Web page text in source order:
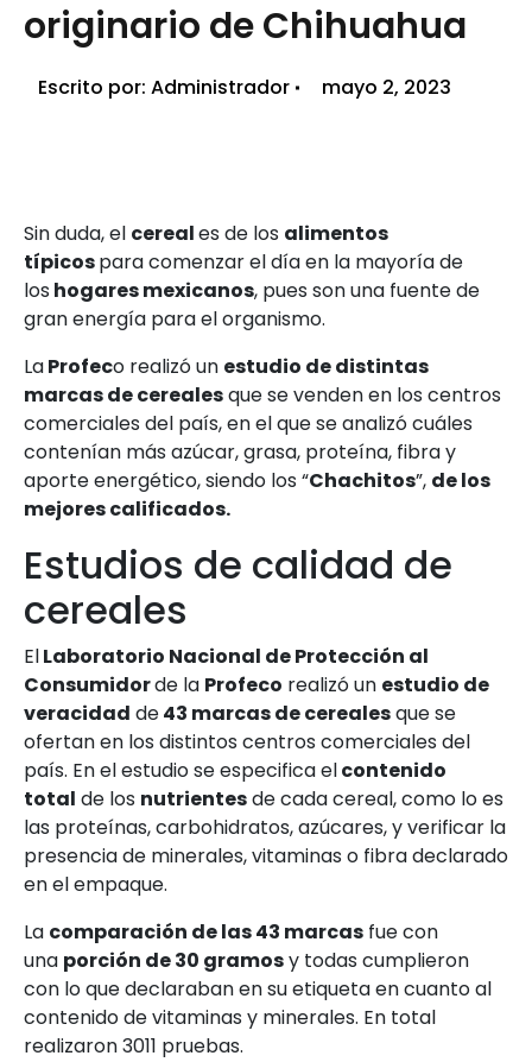
originario de Chihuahua
Escrito por: Administrador mayo 2, 2023
Sin duda, el cereales de los alimentos
típicospara comenzar el día en la mayoría de
los hogares mexicanos, pues son una fuente de
gran energía para el organismo.
LaProfeco realizó un estudio de distintas
marcas de cerealesque se venden en los centros
comerciales del país, en el que se analizó cuáles
contenían más azúcar, grasa, proteína, fibra y
aporte energético, siendo los “Chachitos”, de los
mejores calificados.
Estudios de calidad de
cereales
ElLaboratorio Nacional de Protección al
Consumidorde la Profeco realizó un estudio de
veracidad de43 marcas de cerealesque se
ofertan en los distintos centros comerciales del
país. En el estudio se especifica elcontenido
total de los nutrientesde cada cereal, como lo es
las proteínas, carbohidratos, azúcares, y verificar la
presencia de minerales, vitaminas o fibra declarado
en el empaque.
La comparación de las 43 marcas fue con
una porción de 30 gramosy todas cumplieron
con lo que declaraban en su etiqueta en cuanto al
contenido de vitaminas y minerales. En total
realizaron 3011 pruebas.